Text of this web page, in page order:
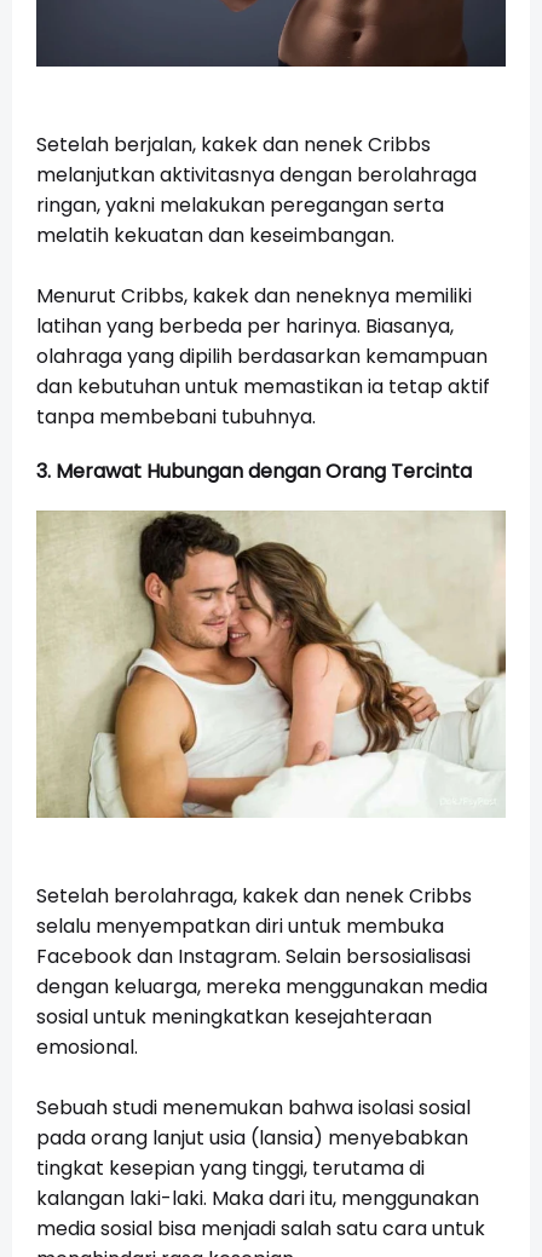
Setelah berjalan, kakek dan nenek Cribbs
melanjutkan aktivitasnya dengan berolahraga
ringan, yakni melakukan peregangan serta
melatih kekuatan dan keseimbangan.
Menurut Cribbs, kakek dan neneknya memiliki
latihan yang berbeda per harinya. Biasanya,
olahraga yang dipilih berdasarkan kemampuan
dan kebutuhan untuk memastikan ia tetap aktif
tanpa membebani tubuhnya.
3. Merawat Hubungan dengan Orang Tercinta
Setelah berolahraga, kakek dan nenek Cribbs
selalu menyempatkan diri untuk membuka
Facebook dan Instagram. Selain bersosialisasi
dengan keluarga, mereka menggunakan media
sosial untuk meningkatkan kesejahteraan
emosional.
Sebuah studi menemukan bahwa isolasi sosial
pada orang lanjut usia (lansia) menyebabkan
tingkat kesepian yang tinggi, terutama di
kalangan laki-laki. Maka dari itu, menggunakan
media sosial bisa menjadi salah satu cara untuk